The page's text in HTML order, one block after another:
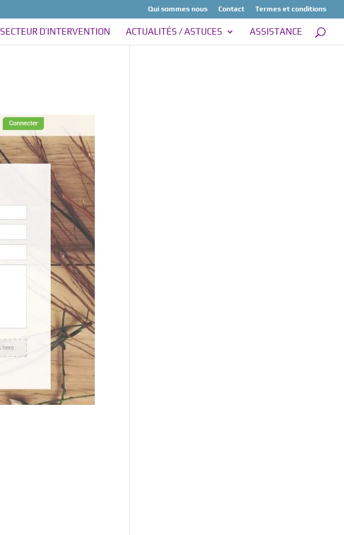
Qui sommes nous Contact Termes et conditions
SECTEUR D’INTERVENTION ACTUALITÉS / ASTUCES ASSISTANCE